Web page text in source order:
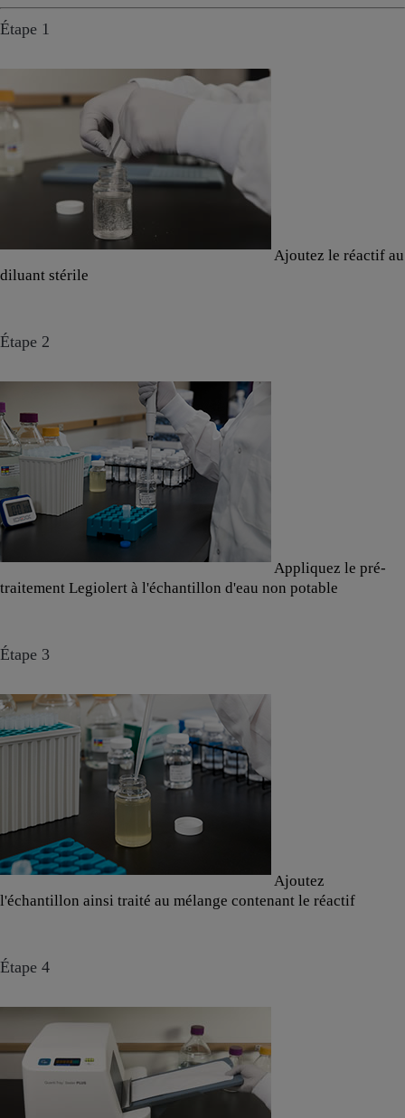
Étape 1
Ajoutez le réactif au
diluant stérile
Étape 2
Appliquez le pré-
traitement Legiolert à l'échantillon d'eau non potable
Étape 3
Ajoutez
l'échantillon ainsi traité au mélange contenant le réactif
Étape 4